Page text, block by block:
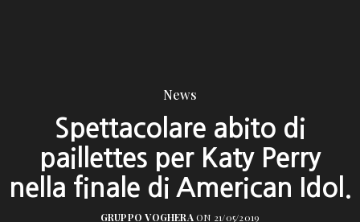
News
Spettacolare abito di
paillettes per Katy Perry
nella finale di American Idol.
GRUPPO VOGHERAON 21/05/2019